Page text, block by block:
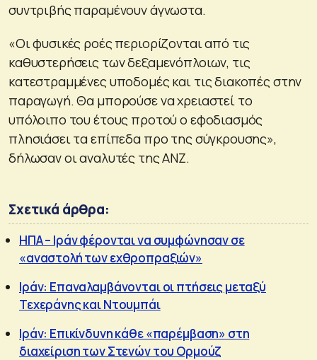
συντριβής παραμένουν άγνωστα.
«Οι φυσικές ροές περιορίζονται από τις
καθυστερήσεις των δεξαμενόπλοιων, τις
κατεστραμμένες υποδομές και τις διακοπές στην
παραγωγή. Θα μπορούσε να χρειαστεί το
υπόλοιπο του έτους προτού ο εφοδιασμός
πλησιάσει τα επίπεδα προ της σύγκρουσης»,
δήλωσαν οι αναλυτές της ANZ.
Σχετικά άρθρα:
ΗΠΑ – Ιράν φέρονται να συμφώνησαν σε
«αναστολή των εχθροπραξιών»
Ιράν: Επαναλαμβάνονται οι πτήσεις μεταξύ
Τεχεράνης και Ντουμπάι
Ιράν: Επικίνδυνη κάθε «παρέμβαση» στη
διαχείριση των Στενών του Ορμούζ